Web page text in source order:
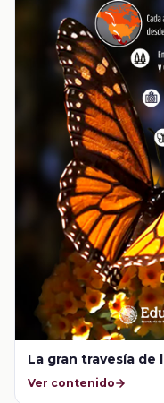
La gran travesía de
Ver contenido